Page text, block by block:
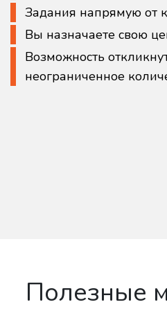
Задания напрямую от
Вы назначаете свою
Возможность
неограниченное
Полезные